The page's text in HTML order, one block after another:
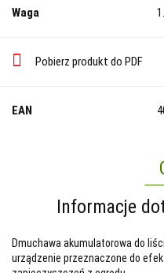
Waga
Pobierz produkt do PDF
EAN
Informacje
Dmuchawa akumulatorowa do
urządzenie przeznaczone do